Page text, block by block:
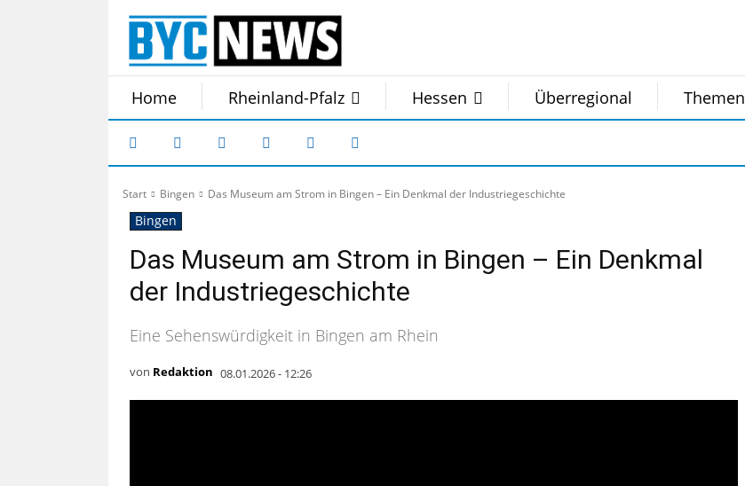
Home Rheinland-Pfalz Hessen Überregional Themen
Start Bingen Das Museum am Strom in Bingen – Ein Denkmal der Industriegeschichte
Bingen
Das Museum am Strom in Bingen – Ein Denkmal
der Industriegeschichte
Eine Sehenswürdigkeit in Bingen am Rhein
von Redaktion 08.01.2026 - 12:26